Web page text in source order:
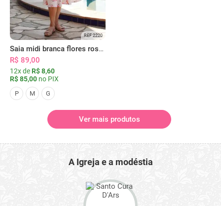
REF 2220
Saia midi branca flores rosas com bolsos
R$ 89,00
12x de R$ 8,60
R$ 85,00 no PIX
P M G
Ver mais produtos
A Igreja e a modéstia